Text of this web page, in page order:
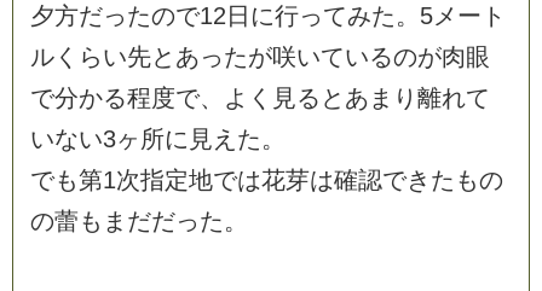
夕方だったので12日 に行ってみた。 5メ ー ト
ル く らい先と あったが咲いているのが肉眼
で分かる程度で、 よ く 見る と あ ま り 離れて
いない3ヶ 所に 見え た。
でも第1次指定地では花芽は確認でき た もの
の蕾も ま だだった。